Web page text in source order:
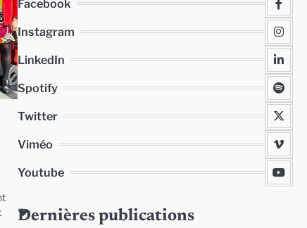
Facebook
Instagram
LinkedIn
Spotify
Twitter
Viméo
Youtube
Dernières publications